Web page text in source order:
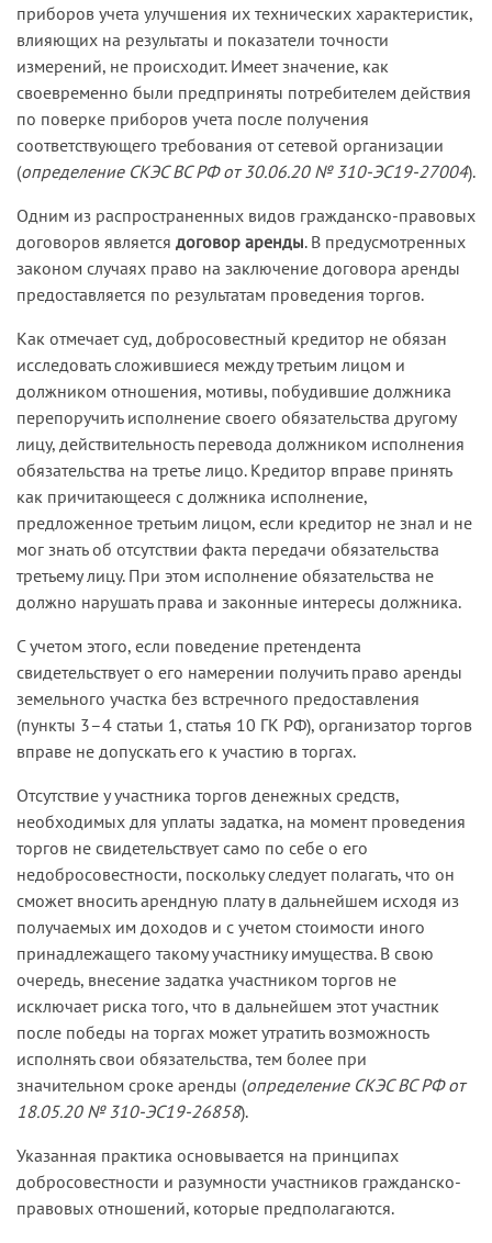
приборов учета улучшения их технических характеристик,
влияющих на результаты и показатели точности
измерений, не происходит. Имеет значение, как
своевременно были предприняты потребителем действия
по поверке приборов учета после получения
соответствующего требования от сетевой организации
(определение СКЭС ВС РФ от 30.06.20 № 310-ЭС19-27004).
Одним из распространенных видов гражданско-правовых
договоров является договор аренды. В предусмотренных
законом случаях право на заключение договора аренды
предоставляется по результатам проведения торгов.
Как отмечает суд, добросовестный кредитор не обязан
исследовать сложившиеся между третьим лицом и
должником отношения, мотивы, побудившие должника
перепоручить исполнение своего обязательства другому
лицу, действительность перевода должником исполнения
обязательства на третье лицо. Кредитор вправе принять
как причитающееся с должника исполнение,
предложенное третьим лицом, если кредитор не знал и не
мог знать об отсутствии факта передачи обязательства
третьему лицу. При этом исполнение обязательства не
должно нарушать права и законные интересы должника.
С учетом этого, если поведение претендента
свидетельствует о его намерении получить право аренды
земельного участка без встречного предоставления
(пункты 3–4 статьи 1, статья 10 ГК РФ), организатор торгов
вправе не допускать его к участию в торгах.
Отсутствие у участника торгов денежных средств,
необходимых для уплаты задатка, на момент проведения
торгов не свидетельствует само по себе о его
недобросовестности, поскольку следует полагать, что он
сможет вносить арендную плату в дальнейшем исходя из
получаемых им доходов и с учетом стоимости иного
принадлежащего такому участнику имущества. В свою
очередь, внесение задатка участником торгов не
исключает риска того, что в дальнейшем этот участник
после победы на торгах может утратить возможность
исполнять свои обязательства, тем более при
значительном сроке аренды (определение СКЭС ВС РФ от
18.05.20 № 310-ЭС19-26858).
Указанная практика основывается на принципах
добросовестности и разумности участников гражданско-
правовых отношений, которые предполагаются.